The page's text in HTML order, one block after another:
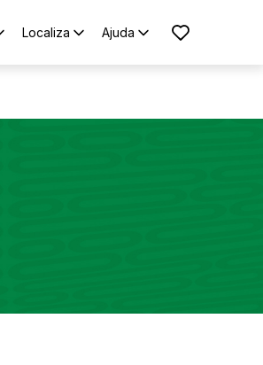
Localiza Ajuda